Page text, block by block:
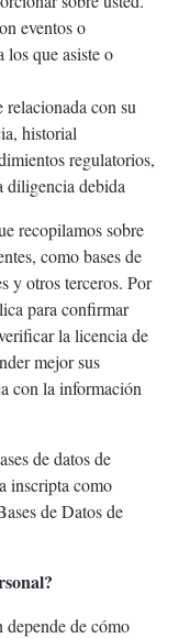
eventos o
que asiste o
con su
historial
regulatorios,
diligencia debida
recopilamos sobre
como bases de
y otros terceros. Por
para confirmar
la licencia de
mejor sus
con la información
de datos de
inscripta como
de Datos de
de cómo